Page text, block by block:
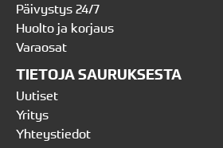
Päivystys 24/7
Huolto ja korjaus
Varaosat
TIETOJA SAURUKSESTA
Uutiset
Yritys
Yhteystiedot